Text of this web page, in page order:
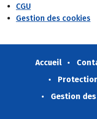
CGU
Gestion des cookies
Accueil
Gestion